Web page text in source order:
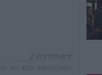
2komment
RTL Klub évbúcsúztató